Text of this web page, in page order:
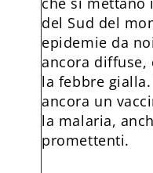
del Sud del
epidemie da
ancora diffuse,
la febbre
ancora un
la malaria,
promettenti.